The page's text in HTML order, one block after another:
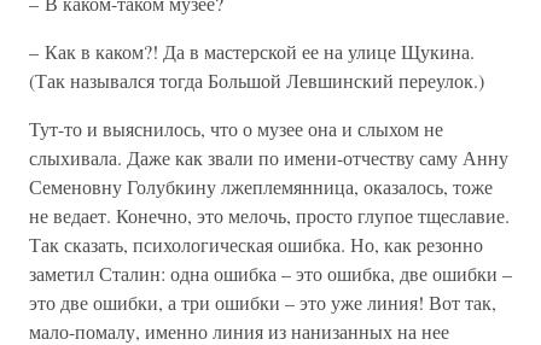
– Как в каком?! Да в мастерской ее на улице Щукина.
(Так назывался тогда Большой Левшинский переулок.)
Тут-то и выяснилось, что о музее она и слыхом не
слыхивала. Даже как звали по имени-отчеству саму Анну
Семеновну Голубкину лжеплемянница, оказалось, тоже
не ведает. Конечно, это мелочь, просто глупое тщеславие.
Так сказать, психологическая ошибка. Но, как резонно
заметил Сталин: одна ошибка – это ошибка, две ошибки –
это две ошибки, а три ошибки – это уже линия! Вот так,
мало-помалу, именно линия из нанизанных на нее